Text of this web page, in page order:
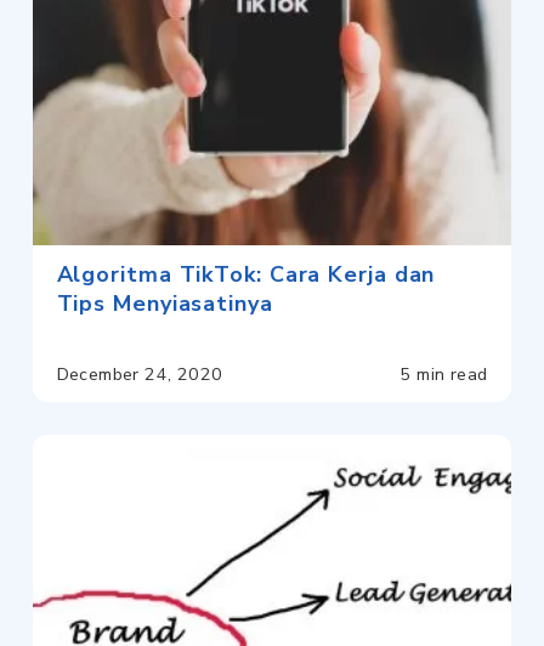
Algoritma TikTok: Cara Kerja dan
Tips Menyiasatinya
December 24, 2020 5 min read